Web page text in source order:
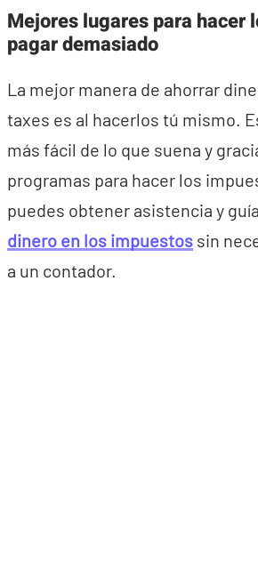
Mejores lugares para hacer
pagar demasiado
La mejor manera de ahorrar
taxes es al hacerlos tú mismo.
más fácil de lo que suena y
programas para hacer los
puedes obtener asistencia y
dinero en los impuestos sin
a un contador.